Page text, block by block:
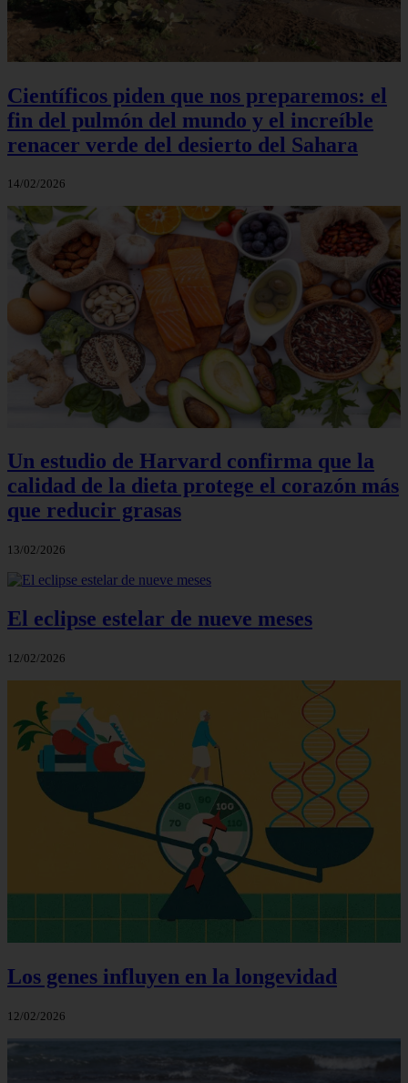
Científicos piden que nos preparemos: el
fin del pulmón del mundo y el increíble
renacer verde del desierto del Sahara
14/02/2026
Un estudio de Harvard confirma que la
calidad de la dieta protege el corazón más
que reducir grasas
13/02/2026
El eclipse estelar de nueve meses
12/02/2026
Los genes influyen en la longevidad
12/02/2026